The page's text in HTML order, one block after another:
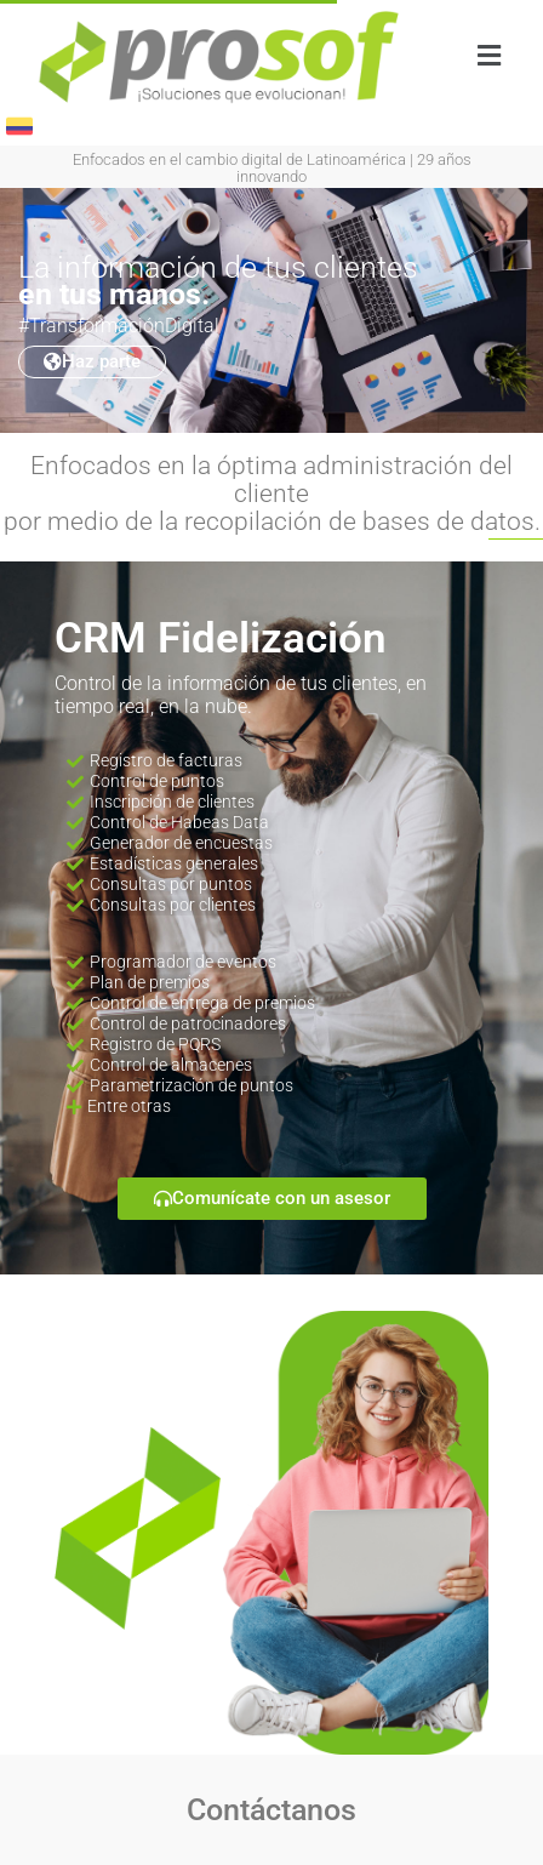
Enfocados en el cambio digital de Latinoamérica | 29 años
innovando
La información de tus clientes
en tus manos.
#TransformaciónDigital
Haz parte
Enfocados en la óptima administración del
cliente
por medio de la recopilación de bases de datos.
CRM Fidelización
Control de la información de tus clientes, en
tiempo real, en la nube.
Registro de facturas
Control de puntos
Inscripción de clientes
Control de Habeas Data
Generador de encuestas
Estadísticas generales
Consultas por puntos
Consultas por clientes
Programador de eventos
Plan de premios
Control de entrega de premios
Control de patrocinadores
Registro de PQRS
Control de almacenes
Parametrización de puntos
Entre otras
Comunícate con un asesor
Contáctanos